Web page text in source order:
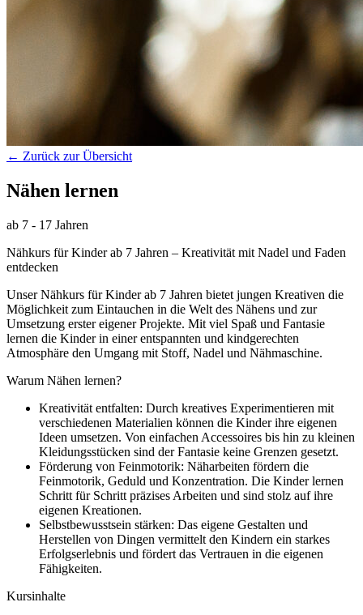
← Zurück zur Übersicht
Nähen lernen
ab 7 - 17 Jahren
Nähkurs für Kinder ab 7 Jahren – Kreativität mit Nadel und Faden
entdecken
Unser Nähkurs für Kinder ab 7 Jahren bietet jungen Kreativen die
Möglichkeit zum Eintauchen in die Welt des Nähens und zur
Umsetzung erster eigener Projekte. Mit viel Spaß und Fantasie
lernen die Kinder in einer entspannten und kindgerechten
Atmosphäre den Umgang mit Stoff, Nadel und Nähmaschine.
Warum Nähen lernen?
Kreativität entfalten: Durch kreatives Experimentieren mit
verschiedenen Materialien können die Kinder ihre eigenen
Ideen umsetzen. Von einfachen Accessoires bis hin zu kleinen
Kleidungsstücken sind der Fantasie keine Grenzen gesetzt.
Förderung von Feinmotorik: Näharbeiten fördern die
Feinmotorik, Geduld und Konzentration. Die Kinder lernen
Schritt für Schritt präzises Arbeiten und sind stolz auf ihre
eigenen Kreationen.
Selbstbewusstsein stärken: Das eigene Gestalten und
Herstellen von Dingen vermittelt den Kindern ein starkes
Erfolgserlebnis und fördert das Vertrauen in die eigenen
Fähigkeiten.
Kursinhalte